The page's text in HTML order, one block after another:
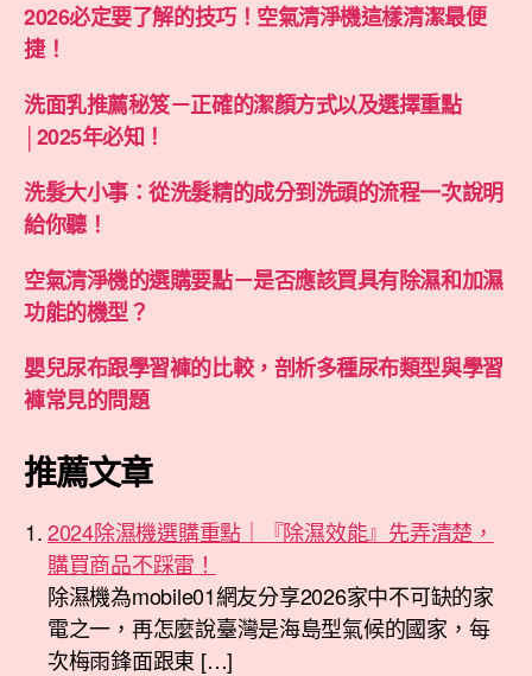
2026必定要了解的技巧！空氣清淨機這樣清潔最便
捷！
洗面乳推薦秘笈－正確的潔顏方式以及選擇重點
│2025年必知！
洗髮大小事：從洗髮精的成分到洗頭的流程一次說明
給你聽！
空氣清淨機的選購要點－是否應該買具有除濕和加濕
功能的機型？
嬰兒尿布跟學習褲的比較，剖析多種尿布類型與學習
褲常見的問題
推薦文章
2024除濕機選購重點｜『除濕效能』先弄清楚，
購買商品不踩雷！
除濕機為mobile01網友分享2026家中不可缺的家
電之一，再怎麼說臺灣是海島型氣候的國家，每
次梅雨鋒面跟東 […]